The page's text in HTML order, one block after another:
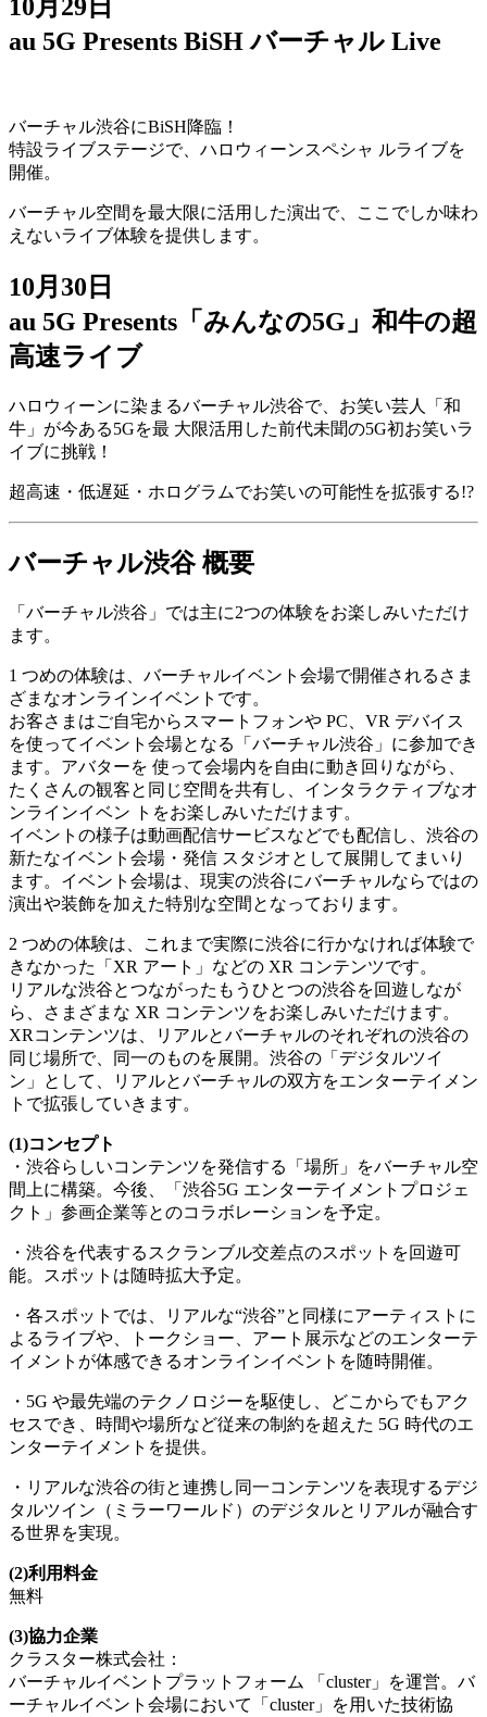
10月29日
au 5G Presents BiSH バーチャル Live
バーチャル渋谷にBiSH降臨！
特設ライブステージで、ハロウィーンスペシャ ルライブを
開催。
バーチャル空間を最大限に活用した演出で、ここでしか味わ
えないライブ体験を提供します。
10月30日
au 5G Presents「みんなの5G」和牛の超
高速ライブ
ハロウィーンに染まるバーチャル渋谷で、お笑い芸人「和
牛」が今ある5Gを最 大限活用した前代未聞の5G初お笑いラ
イブに挑戦！
超高速・低遅延・ホログラムでお笑いの可能性を拡張する!?
バーチャル渋谷 概要
「バーチャル渋谷」では主に2つの体験をお楽しみいただけ
ます。
1 つめの体験は、バーチャルイベント会場で開催されるさま
ざまなオンラインイベントです。
お客さまはご自宅からスマートフォンや PC、VR デバイス
を使ってイベント会場となる「バーチャル渋谷」に参加でき
ます。アバターを 使って会場内を自由に動き回りながら、
たくさんの観客と同じ空間を共有し、インタラクティブなオ
ンラインイベン トをお楽しみいただけます。
イベントの様子は動画配信サービスなどでも配信し、渋谷の
新たなイベント会場・発信 スタジオとして展開してまいり
ます。イベント会場は、現実の渋谷にバーチャルならではの
演出や装飾を加えた特別な空間となっております。
2 つめの体験は、これまで実際に渋谷に行かなければ体験で
きなかった「XR アート」などの XR コンテンツです。
リアルな渋谷とつながったもうひとつの渋谷を回遊しなが
ら、さまざまな XR コンテンツをお楽しみいただけます。
XRコンテンツは、リアルとバーチャルのそれぞれの渋谷の
同じ場所で、同一のものを展開。渋谷の「デジタルツイ
ン」として、リアルとバーチャルの双方をエンターテイメン
トで拡張していきます。
(1)コンセプト
・渋谷らしいコンテンツを発信する「場所」をバーチャル空
間上に構築。今後、「渋谷5G エンターテイメントプロジェ
クト」参画企業等とのコラボレーションを予定。
・渋谷を代表するスクランブル交差点のスポットを回遊可
能。スポットは随時拡大予定。
・各スポットでは、リアルな“渋谷”と同様にアーティストに
よるライブや、トークショー、アート展示などのエンターテ
イメントが体感できるオンラインイベントを随時開催。
・5G や最先端のテクノロジーを駆使し、どこからでもアク
セスでき、時間や場所など従来の制約を超えた 5G 時代のエ
ンターテイメントを提供。
・リアルな渋谷の街と連携し同一コンテンツを表現するデジ
タルツイン（ミラーワールド）のデジタルとリアルが融合す
る世界を実現。
(2)利用料金
無料
(3)協力企業
クラスター株式会社：
バーチャルイベントプラットフォーム 「cluster」を運営。バ
ーチャルイベント会場において「cluster」を用いた技術協